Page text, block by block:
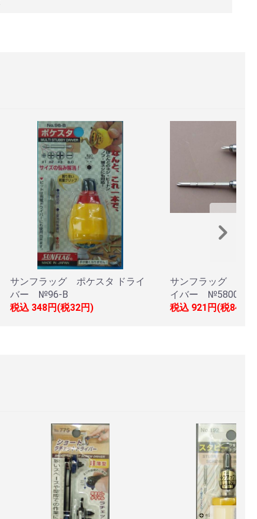
サンフラッグ ポケスタ ドライ
バー №96-B
税込 348円(税32円)
サンフラッグ テク
イバー №5800
税込 921円(税84円)